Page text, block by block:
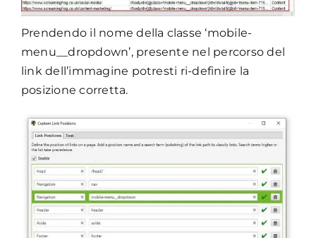
Prendendo il nome della classe ‘mobile-
menu__dropdown’, presente nel percorso del
link dell’immagine potresti ri-definire la
posizione corretta.